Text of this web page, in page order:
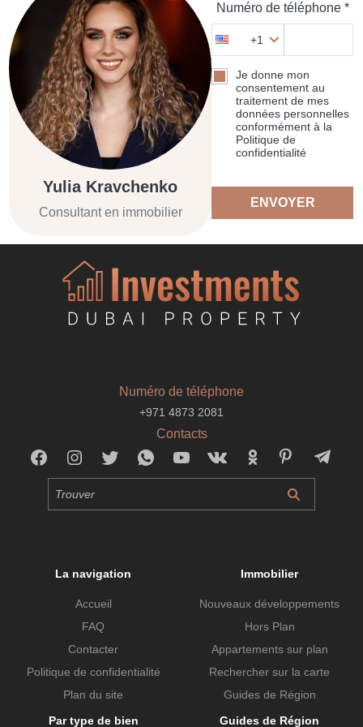
Yulia Kravchenko
Consultant en immobilier
Numéro de téléphone *
+1
Je donne mon
consentement au
traitement de mes
données personnelles
conformément à la
Politique de
confidentialité
ENVOYER
Numéro de téléphone
+971 4873 2081
Contacts
La navigation
Accueil
FAQ
Contacter
Politique de confidentialité
Plan du site
Immobilier
Nouveaux développements
Hors Plan
Appartements sur plan
Rechercher sur la carte
Guides de Région
Par type de bien
Guides de Région